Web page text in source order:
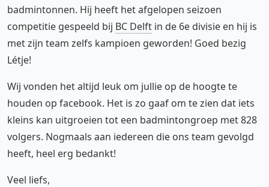
badmintonnen. Hij heeft het afgelopen seizoen
competitie gespeeld bij BC Delft in de 6e divisie en hij is
met zijn team zelfs kampioen geworden! Goed bezig
Létje!
Wij vonden het altijd leuk om jullie op de hoogte te
houden op facebook. Het is zo gaaf om te zien dat iets
kleins kan uitgroeien tot een badmintongroep met 828
volgers. Nogmaals aan iedereen die ons team gevolgd
heeft, heel erg bedankt!
Veel liefs,